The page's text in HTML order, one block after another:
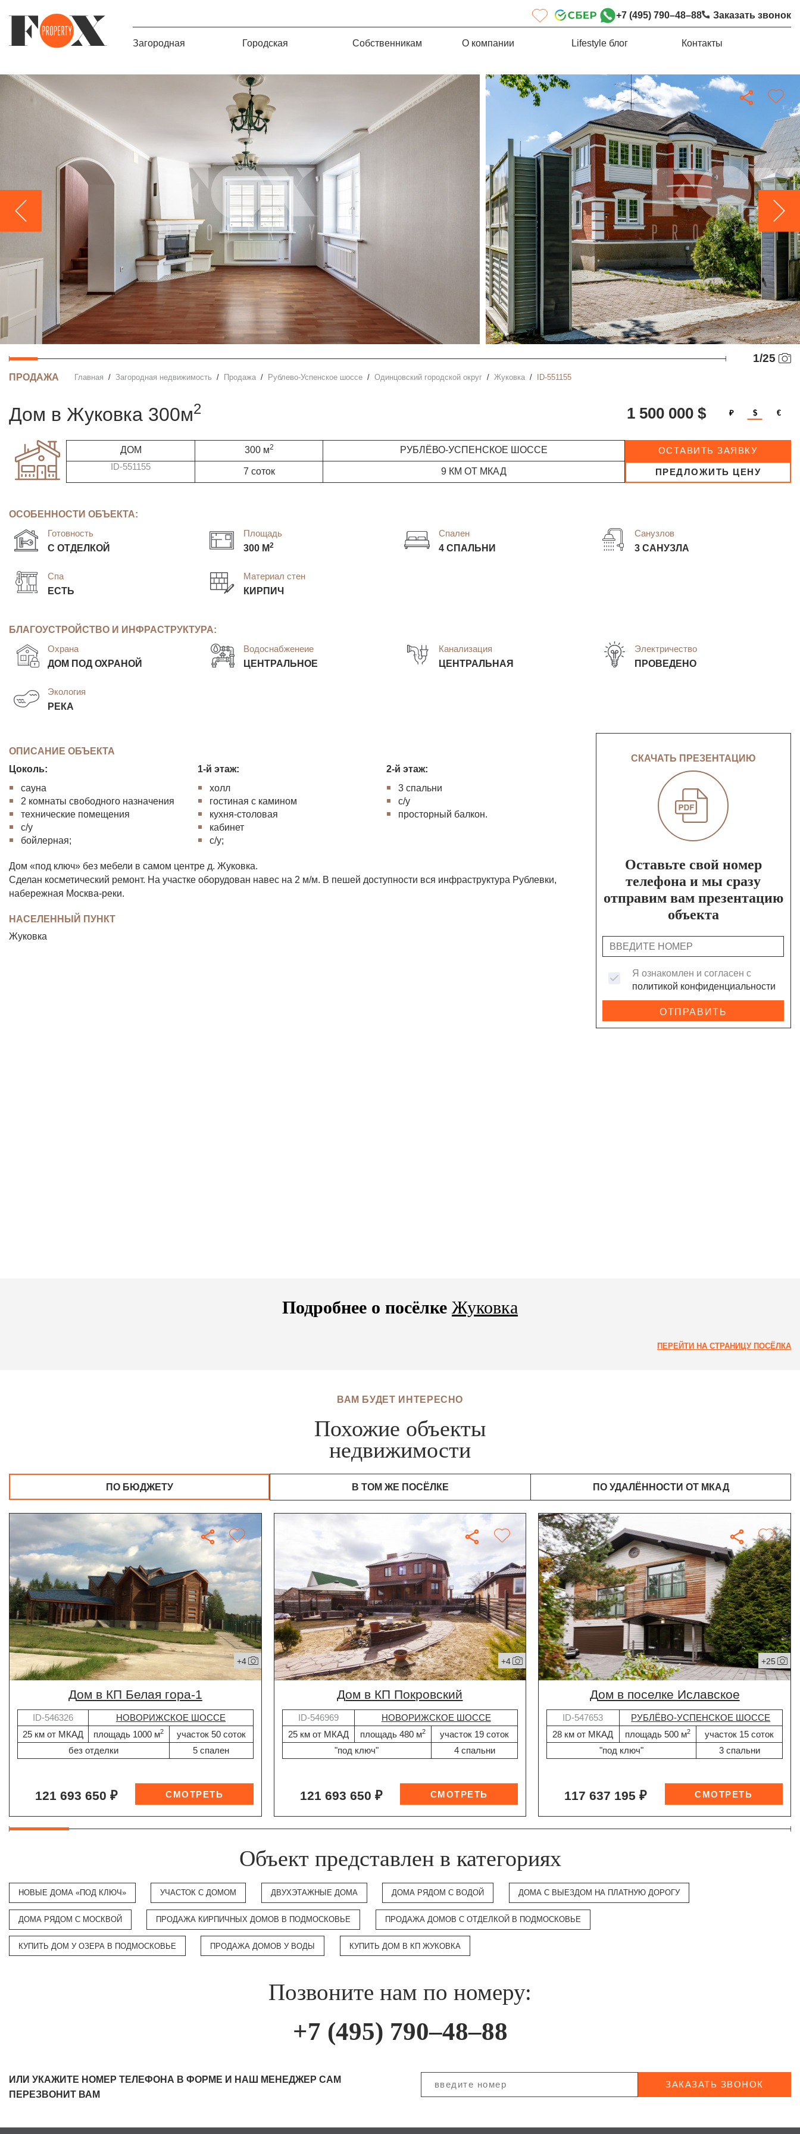
+7 (495) 790–48–88 Заказать звонок
Загородная Городская Собственникам О компании Lifestyle блог Контакты
1/25
ПРОДАЖА Главная Загородная недвижимость Продажа Рублево-Успенское шоссе Одинцовский городской округ Жуковка ID-551155
дом в Жуковка 300м2 1 500 000 $ ₽ $ €
ДОМ 300 м2 РУБЛЁВО-УСПЕНСКОЕ ШОССЕ
ID-551155 7 соток 9 КМ ОТ МКАД
ОСТАВИТЬ ЗАЯВКУ
ПРЕДЛОЖИТЬ ЦЕНУ
ОСОБЕННОСТИ ОБЪЕКТА:
Готовность
С ОТДЕЛКОЙ
Площадь
300 М2
Спален
4 СПАЛЬНИ
Санузлов
3 САНУЗЛА
Спа
ЕСТЬ
Материал стен
КИРПИЧ
БЛАГОУСТРОЙСТВО И ИНФРАСТРУКТУРА:
Охрана
ДОМ ПОД ОХРАНОЙ
Водоснабженеие
ЦЕНТРАЛЬНОЕ
Канализация
ЦЕНТРАЛЬНАЯ
Электричество
ПРОВЕДЕНО
Экология
РЕКА
ОПИСАНИЕ ОБЪЕКТА
Цоколь:
сауна
2 комнаты свободного назначения
технические помещения
с/у
бойлерная;
1-й этаж:
холл
гостиная с камином
кухня-столовая
кабинет
с/у;
2-й этаж:
3 спальни
с/у
просторный балкон.
Дом «под ключ» без мебели в самом центре д. Жуковка.
Сделан косметический ремонт. На участке оборудован навес на 2 м/м. В пешей доступности вся инфраструктура Рублевки,
набережная Москва-реки.
НАСЕЛЕННЫЙ ПУНКТ
Жуковка
СКАЧАТЬ ПРЕЗЕНТАЦИЮ
Оставьте свой номер
телефона и мы сразу
отправим вам презентацию
объекта
Я ознакомлен и согласен с
политикой конфиденциальности
ОТПРАВИТЬ
Подробнее о посёлке Жуковка
ПЕРЕЙТИ НА СТРАНИЦУ ПОСЁЛКА
ВАМ БУДЕТ ИНТЕРЕСНО
Похожие объекты
недвижимости
ПО БЮДЖЕТУ В ТОМ ЖЕ ПОСЁЛКЕ ПО УДАЛЁННОСТИ ОТ МКАД
+4
дом в КП Белая гора-1
ID-546326
НОВОРИЖСКОЕ ШОССЕ
25 км от МКАД
площадь 1000 м2
участок 50 соток
без отделки
5 спален
121 693 650 ₽
+4
дом в КП Покровский
ID-546969
НОВОРИЖСКОЕ ШОССЕ
25 км от МКАД
площадь 480 м2
участок 19 соток
"под ключ"
4 спальни
121 693 650 ₽
+25
дом в поселке Иславское
ID-547653
РУБЛЁВО-УСПЕНСКОЕ ШОССЕ
28 км от МКАД
площадь 500 м2
участок 15 соток
"под ключ"
3 спальни
117 637 195 ₽
Объект представлен в категориях
НОВЫЕ ДОМА «ПОД КЛЮЧ» УЧАСТОК С ДОМОМ ДВУХЭТАЖНЫЕ ДОМА ДОМА РЯДОМ С ВОДОЙ ДОМА С ВЫЕЗДОМ НА ПЛАТНУЮ ДОРОГУ
ДОМА РЯДОМ С МОСКВОЙ ПРОДАЖА КИРПИЧНЫХ ДОМОВ В ПОДМОСКОВЬЕ ПРОДАЖА ДОМОВ С ОТДЕЛКОЙ В ПОДМОСКОВЬЕ
КУПИТЬ ДОМ У ОЗЕРА В ПОДМОСКОВЬЕ ПРОДАЖА ДОМОВ У ВОДЫ КУПИТЬ ДОМ В КП ЖУКОВКА
Позвоните нам по номеру:
+7 (495) 790–48–88
ИЛИ УКАЖИТЕ НОМЕР ТЕЛЕФОНА В ФОРМЕ И НАШ МЕНЕДЖЕР САМ
ПЕРЕЗВОНИТ ВАМ
ЗАКАЗАТЬ ЗВОНОК